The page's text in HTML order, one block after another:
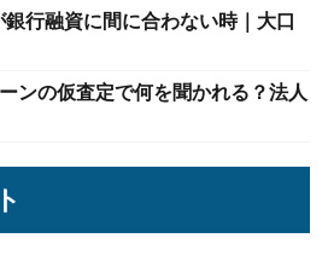
行融資に間に合わない時｜大口
ンの仮査定で何を聞かれる？法人